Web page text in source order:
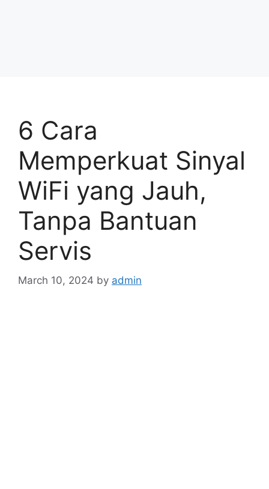
6 Cara
Memperkuat Sinyal
WiFi yang Jauh,
Tanpa Bantuan
Servis
March 10, 2024 by admin